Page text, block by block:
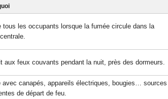
tous les occupants lorsque la fumée circule dans la
aux feux couvants pendant la nuit, près des dormeurs.
avec canapés, appareils électriques, bougies… sources
de départ de feu.